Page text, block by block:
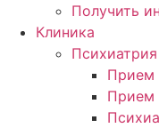
Получить
Клиника
Психиатрия
Прием
Прием